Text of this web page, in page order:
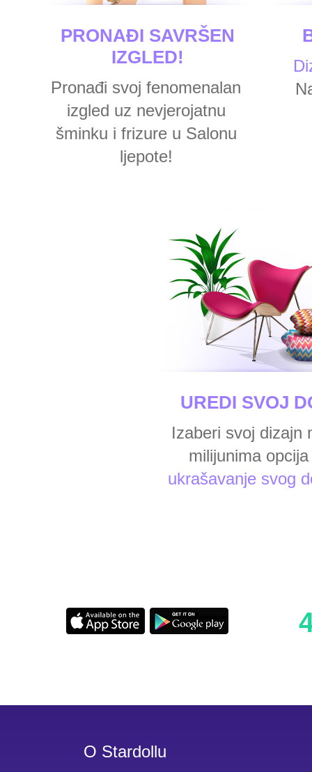
PRONAĐI SAVRŠEN
IZGLED!
Pronađi svoj fenomenalan
izgled uz nevjerojatnu
šminku i frizure u Salonu
ljepote!
UREDI SVOJ
Izaberi svoj dizajn
milijunima
ukrašavanje svog
O Stardollu